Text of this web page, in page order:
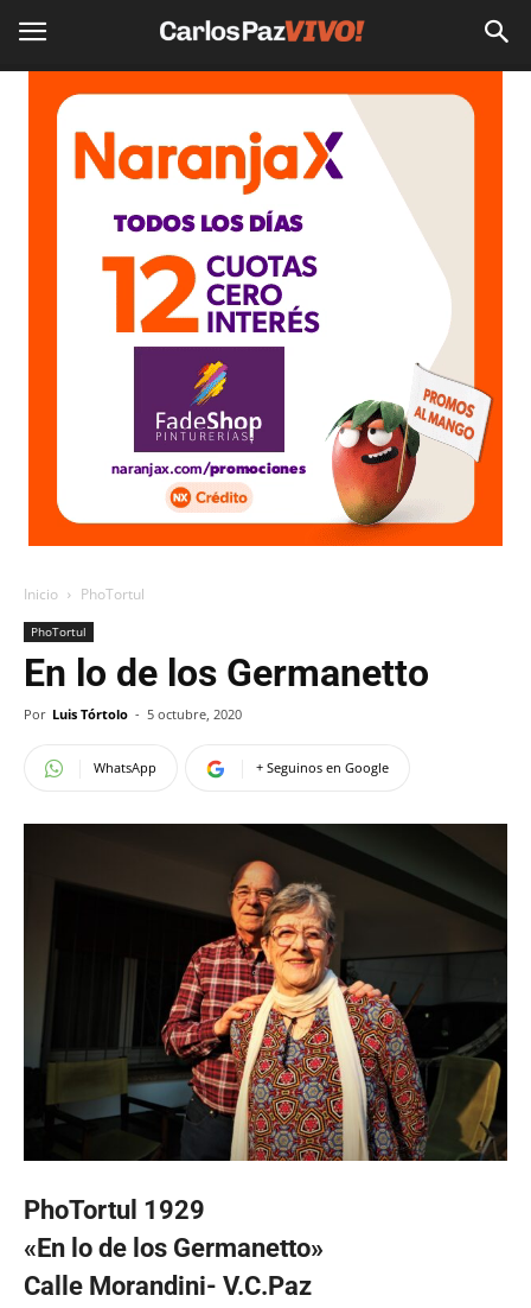
Inicio PhoTortul
PhoTortul
En lo de los Germanetto
Por Luis Tórtolo - 5 octubre, 2020
WhatsApp + Seguinos en Google
PhoTortul 1929
«En lo de los Germanetto»
Calle Morandini- V.C.Paz